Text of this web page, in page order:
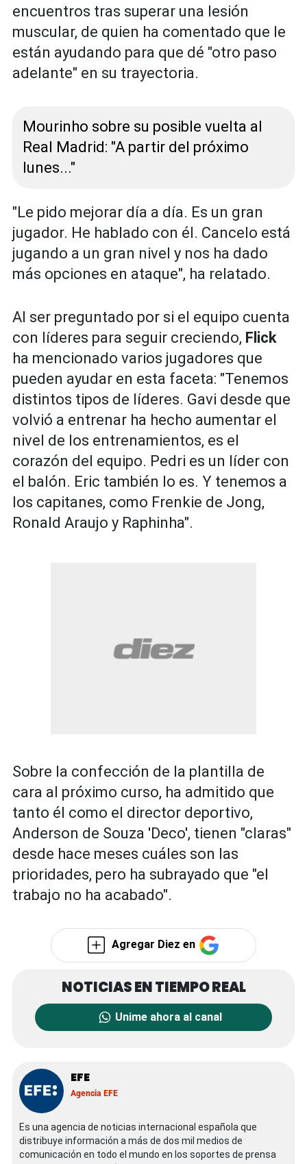
encuentros tras superar una lesión
muscular, de quien ha comentado que le
están ayudando para que dé "otro paso
adelante" en su trayectoria.
Mourinho sobre su posible vuelta al
Real Madrid: "A partir del próximo
lunes..."
"Le pido mejorar día a día. Es un gran
jugador. He hablado con él. Cancelo está
jugando a un gran nivel y nos ha dado
más opciones en ataque", ha relatado.
Al ser preguntado por si el equipo cuenta
con líderes para seguir creciendo, Flick
ha mencionado varios jugadores que
pueden ayudar en esta faceta: "Tenemos
distintos tipos de líderes. Gavi desde que
volvió a entrenar ha hecho aumentar el
nivel de los entrenamientos, es el
corazón del equipo. Pedri es un líder con
el balón. Eric también lo es. Y tenemos a
los capitanes, como Frenkie de Jong,
Ronald Araujo y Raphinha".
Sobre la confección de la plantilla de
cara al próximo curso, ha admitido que
tanto él como el director deportivo,
Anderson de Souza 'Deco', tienen "claras"
desde hace meses cuáles son las
prioridades, pero ha subrayado que "el
trabajo no ha acabado".
Agregar Diez en
Unime ahora al canal
EFE
Agencia EFE
Es una agencia de noticias internacional española que
distribuye información a más de dos mil medios de
comunicación en todo el mundo en los soportes de prensa